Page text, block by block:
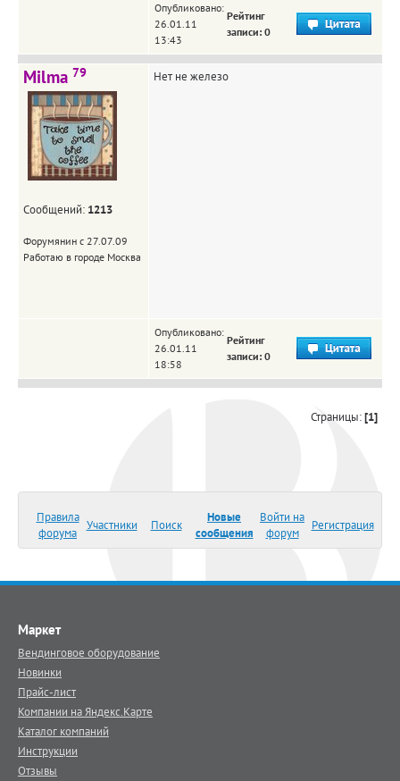
Опубликовано:
26.01.11
13:43
Рейтинг
записи: 0
Milma 79
Сообщений: 1213
Форумянин с 27.07.09
Работаю в городе Москва
Нет не железо
Опубликовано:
26.01.11
18:58
Рейтинг
записи: 0
Страницы:[1]
Правила
форума
Участники Поиск
Новые
сообщения
Войти на
форум
Регистрация
Маркет
Вендинговое оборудование
Новинки
Прайс-лист
Компании на Яндекс.Карте
Каталог компаний
Инструкции
Отзывы